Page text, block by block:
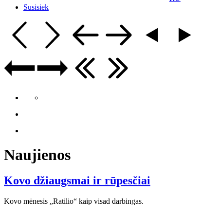
Susisiek
Naujienos
Kovo džiaugsmai ir rūpesčiai
Kovo mėnesis „Ratilio“ kaip visad darbingas.